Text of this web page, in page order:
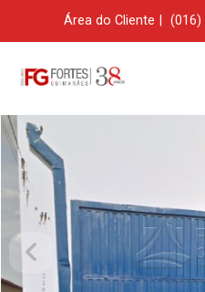
Área do Cliente (016)